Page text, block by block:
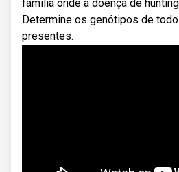
família onde a doença de
Determine os genótipos de
presentes.